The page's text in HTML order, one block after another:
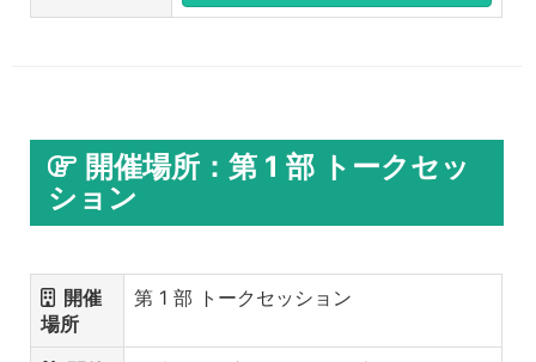
開催場所：第 1 部 トークセッ
ション
開催
場所
第 1 部 トークセッション